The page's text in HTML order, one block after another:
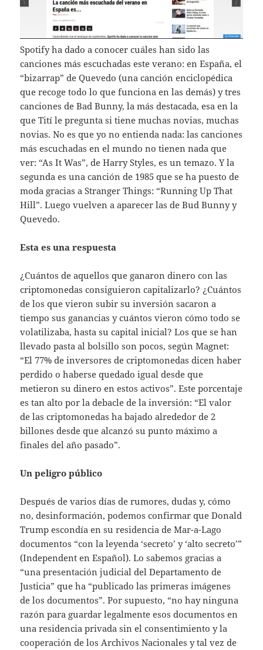
Spotify ha dado a conocer cuáles han sido las
canciones más escuchadas este verano: en España, el
“bizarrap” de Quevedo (una canción enciclopédica
que recoge todo lo que funciona en las demás) y tres
canciones de Bad Bunny, la más destacada, esa en la
que Tití le pregunta si tiene muchas novias, muchas
novias. No es que yo no entienda nada: las canciones
más escuchadas en el mundo no tienen nada que
ver: “As It Was”, de Harry Styles, es un temazo. Y la
segunda es una canción de 1985 que se ha puesto de
moda gracias a Stranger Things: “Running Up That
Hill”. Luego vuelven a aparecer las de Bud Bunny y
Quevedo.
Esta es una respuesta
¿Cuántos de aquellos que ganaron dinero con las
criptomonedas consiguieron capitalizarlo? ¿Cuántos
de los que vieron subir su inversión sacaron a
tiempo sus ganancias y cuántos vieron cómo todo se
volatilizaba, hasta su capital inicial? Los que se han
llevado pasta al bolsillo son pocos, según Magnet:
“El 77% de inversores de criptomonedas dicen haber
perdido o haberse quedado igual desde que
metieron su dinero en estos activos”. Este porcentaje
es tan alto por la debacle de la inversión: “El valor
de las criptomonedas ha bajado alrededor de 2
billones desde que alcanzó su punto máximo a
finales del año pasado”.
Un peligro público
Después de varios días de rumores, dudas y, cómo
no, desinformación, podemos confirmar que Donald
Trump escondía en su residencia de Mar-a-Lago
documentos “con la leyenda ‘secreto’ y ‘alto secreto’”
(Independent en Español). Lo sabemos gracias a
“una presentación judicial del Departamento de
Justicia” que ha “publicado las primeras imágenes
de los documentos”. Por supuesto, “no hay ninguna
razón para guardar legalmente esos documentos en
una residencia privada sin el consentimiento y la
cooperación de los Archivos Nacionales y tal vez de